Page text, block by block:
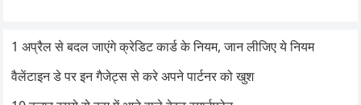
1 अप्रैल से बदल जाएंगे क्रेडिट कार्ड के नियम, जान लीजिए ये नियम
वैलेंटाइन डे पर इन गैजेट्स से करे अपने पार्टनर को खुश